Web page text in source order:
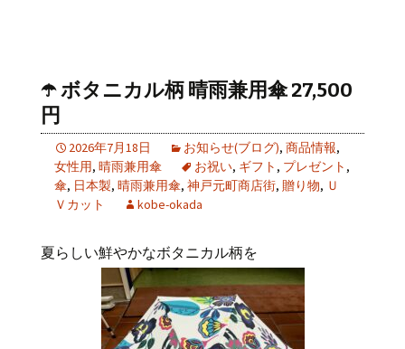
☂️ ボタニカル柄 晴雨兼用傘 27,500
円
2026年7月18日 お知らせ(ブログ), 商品情報,
女性用, 晴雨兼用傘 お祝い, ギフト , プレゼント ,
傘, 日本製, 晴雨兼用傘, 神戸元町商店街, 贈り物, Ｕ
Ｖカット
kobe-okada
夏らしい鮮やかなボタニカル柄を